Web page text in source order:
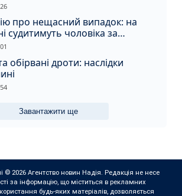
про нещасний випадок: на
чоловіка за
обірвані дроти: наслідки
Завантажити ще
© 2026 Агентство новин Надія. Редакція не несе
за інформацію, що міститься в рекламних
будь-яких матеріалів, дозволяється